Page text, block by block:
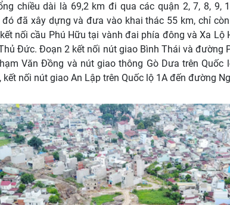
chiều dài là 69,2 km đi qua các quận 2, 7, 8, 9,
đó đã xây dựng và đưa vào khai thác 55 km, chỉ
nối cầu Phú Hữu tại vành đai phía đông và Xa Lộ
Đức. Đoạn 2 kết nối nút giao Bình Thái và đường
Văn Đồng và nút giao thông Gò Dưa trên Quốc
nối nút giao An Lập trên Quốc lộ 1A đến đường